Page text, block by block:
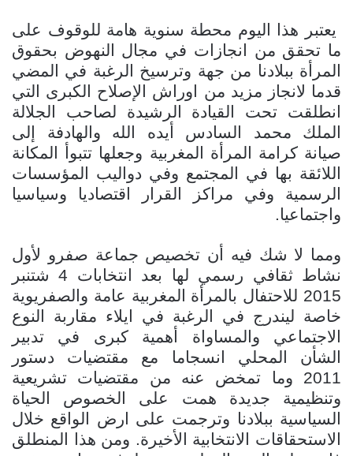
يعتبر هذا اليوم محطة سنوية هامة للوقوف على
ما تحقق من انجازات في مجال النهوض بحقوق
المرأة ببلادنا من جهة وترسيخ الرغبة في المضي
قدما لانجاز مزيد من اوراش الإصلاح الكبرى التي
انطلقت تحت القيادة الرشيدة لصاحب الجلالة
الملك محمد السادس أيده الله والهادفة إلى
صيانة كرامة المرأة المغربية وجعلها تتبوأ المكانة
اللائقة بها في المجتمع وفي دواليب المؤسسات
الرسمية وفي مراكز القرار اقتصاديا وسياسيا
واجتماعيا.
ومما لا شك فيه أن تخصيص جماعة صفرو لأول
نشاط ثقافي رسمي لها بعد انتخابات 4 شتنبر
2015 للاحتفال بالمرأة المغربية عامة والصفريوية
خاصة ليندرج في الرغبة في ايلاء مقاربة النوع
الاجتماعي والمساواة أهمية كبرى في تدبير
الشأن المحلي انسجاما مع مقتضيات دستور
2011 وما تمخض عنه من مقتضيات تشريعية
وتنظيمية جديدة همت على الخصوص الحياة
السياسية ببلادنا وترجمت على ارض الواقع خلال
الاستحقاقات الانتخابية الأخيرة. ومن هذا المنطلق